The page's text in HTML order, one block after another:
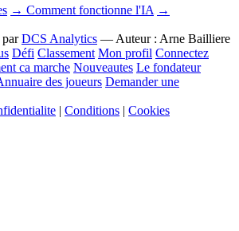
→ Comment fonctionne l'IA →
parDCS Analytics — Auteur : Arne Bailliere
Défi Classement Mon profil Connectez
ca marche Nouveautes Le fondateur
des joueurs Demander une
| Conditions | Cookies